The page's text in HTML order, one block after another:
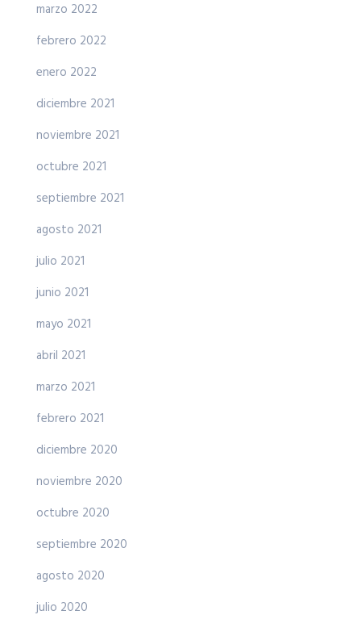
marzo 2022
febrero 2022
enero 2022
diciembre 2021
noviembre 2021
octubre 2021
septiembre 2021
agosto 2021
julio 2021
junio 2021
mayo 2021
abril 2021
marzo 2021
febrero 2021
diciembre 2020
noviembre 2020
octubre 2020
septiembre 2020
agosto 2020
julio 2020